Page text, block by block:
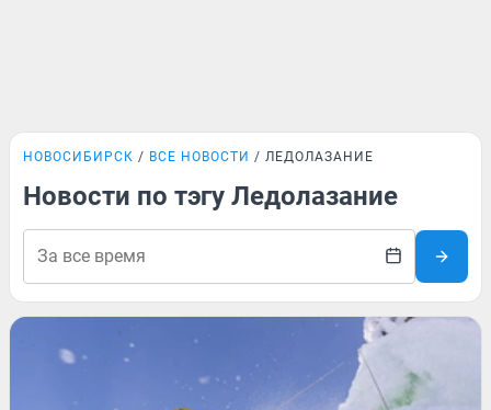
НОВОСИБИРСК ВСЕ НОВОСТИ ЛЕДОЛАЗАНИЕ
Новости по тэгу Ледолазание